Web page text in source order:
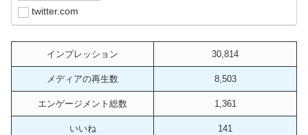
twitter.com
インプレッション 30,814
メディアの再生数 8,503
エンゲージメント総数 1,361
いいね 141